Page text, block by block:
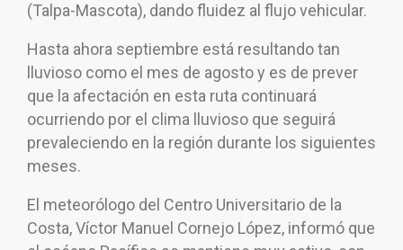
(Talpa-Mascota), dando fluidez al flujo vehicular.
Hasta ahora septiembre está resultando tan
lluvioso como el mes de agosto y es de prever
que la afectación en esta ruta continuará
ocurriendo por el clima lluvioso que seguirá
prevaleciendo en la región durante los siguientes
meses.
El meteorólogo del Centro Universitario de la
Costa, Víctor Manuel Cornejo López, informó que